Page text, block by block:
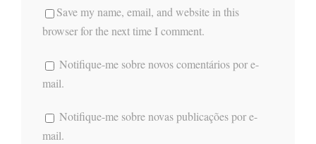
Save my name, email, and website in this
browser for the next time I comment.
Notifique-me sobre novos comentários por e-
mail.
Notifique-me sobre novas publicações por e-
mail.